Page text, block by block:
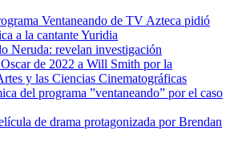
Ventaneando de TV Azteca pidió
a la cantante Yuridia
Neruda: revelan investigación
de 2022 a Will Smith por la
y las Ciencias Cinematográficas
del programa ”ventaneando” por el caso
de drama protagonizada por Brendan